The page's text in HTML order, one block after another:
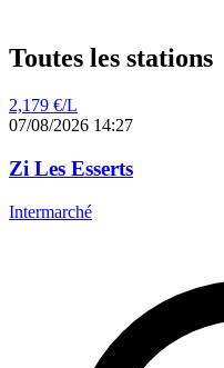
Toutes les stations
2,179 €/L
07/08/2026 14:27
Zi Les Esserts
Intermarché